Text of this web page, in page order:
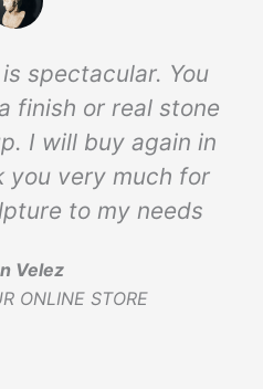
spectacular. You
finish or real stone
I will buy again in
you very much for
to my needs
Velez
ONLINE STORE